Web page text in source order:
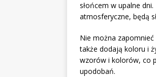
słońcem w upalne
atmosferyczne, będą
Nie można zapomnieć
także dodają koloru i
wzorów i kolorów, co
upodobań.